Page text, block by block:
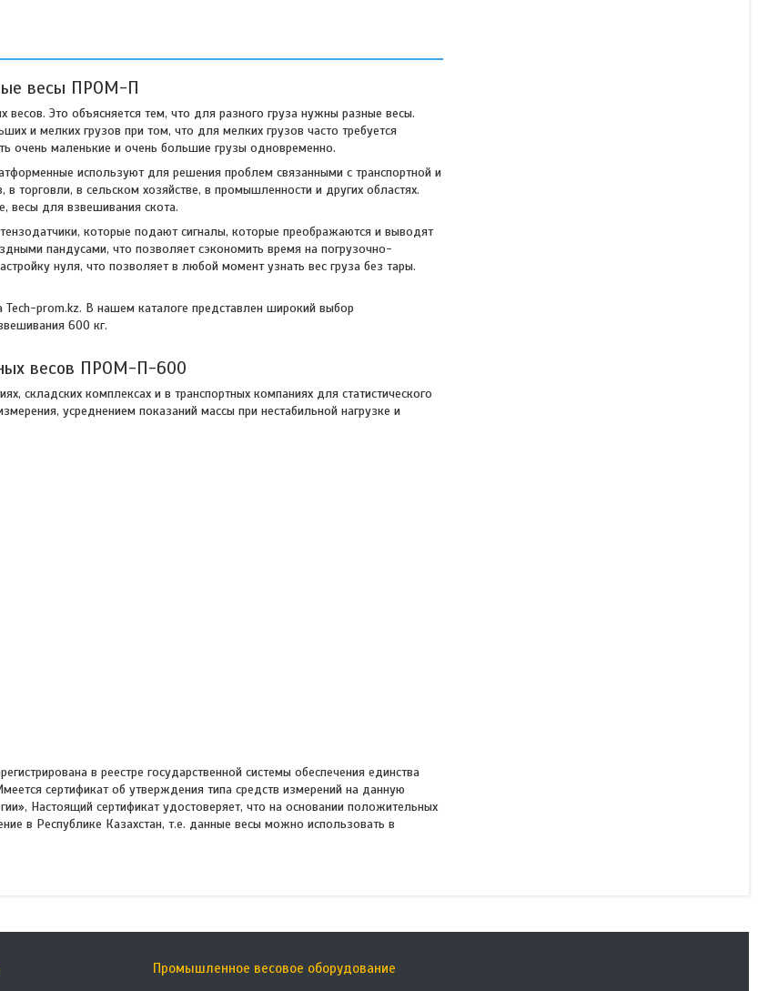
весы ПРОМ-П
Это объясняется тем, что для разного груза нужны разные весы.
и мелких грузов при том, что для мелких грузов часто требуется
очень маленькие и очень большие грузы одновременно.
используют для решения проблем связанными с транспортной и
в сельском хозяйстве, в промышленности и других областях.
весы для взвешивания скота.
которые подают сигналы, которые преображаются и выводят
пандусами, что позволяет сэкономить время на погрузочно-
нуля, что позволяет в любой момент узнать вес груза без тары.
prom.kz. В нашем каталоге представлен широкий выбор
600 кг.
весов ПРОМ-П-600
складских комплексах и в транспортных компаниях для статистического
усреднением показаний массы при нестабильной нагрузке и
в реестре государственной системы обеспечения единства
сертификат об утверждения типа средств измерений на данную
Настоящий сертификат удостоверяет, что на основании положительных
в Республике Казахстан, т.е. данные весы можно использовать в
Промышленное весовое оборудование